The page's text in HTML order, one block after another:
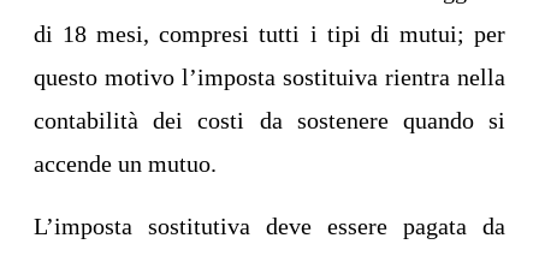
di 18 mesi, compresi tutti i tipi di mutui; per
questo motivo l’imposta sostituiva rientra nella
contabilità dei costi da sostenere quando si
accende un mutuo.
L’imposta sostitutiva deve essere pagata da